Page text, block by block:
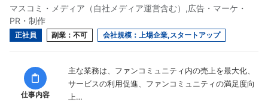
マスコミ・メディア（自社メディア運営含む）,広告・マーケ・
PR・制作
正社員 副業：不可 会社規模：上場企業,スタートアップ
仕事内容
主な業務は、ファンコミュニティ内の売上を最大化、
サービスの利用促進、ファンコミュニティの満足度向
上…